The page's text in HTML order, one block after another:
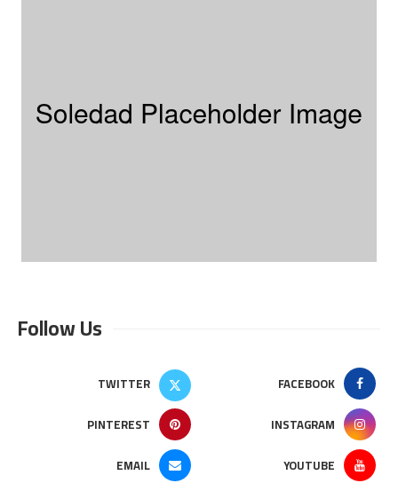
Follow Us
FACEBOOK
TWITTER
INSTAGRAM
PINTEREST
YOUTUBE
EMAIL